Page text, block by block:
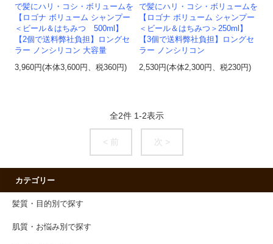
で髪にハリ・コシ・ボリュームを
【ロゴナ ボリューム シャンプー
＜ビール＆はちみつ 500ml】
【2個で送料弊社負担】ロングセ
ラー ノンシリコン 大容量
3,960円(本体3,600円、税360円)
で髪にハリ・コシ・ボリュームを
【ロゴナ ボリューム シャンプー
＜ビール＆はちみつ＞250ml】
【3個で送料弊社負担】ロングセ
ラー ノンシリコン
2,530円(本体2,300円、税230円)
全2件 1-2表示
< 前 次 >
カテゴリー
髪質・目的別で探す
肌質・お悩み別で探す